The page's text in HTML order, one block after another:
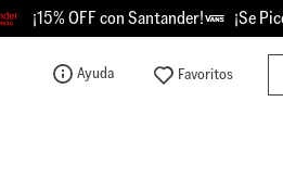
¡15% OFF con Santander! ¡Se Picó -
Ayuda